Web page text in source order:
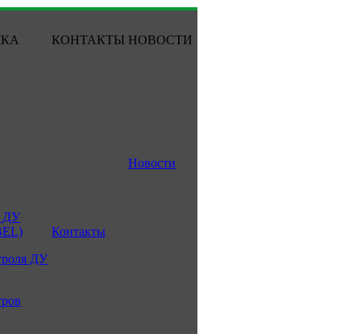
КОНТАКТЫ НОВОСТИ
ДУ
ДУ
Контакты
Новости